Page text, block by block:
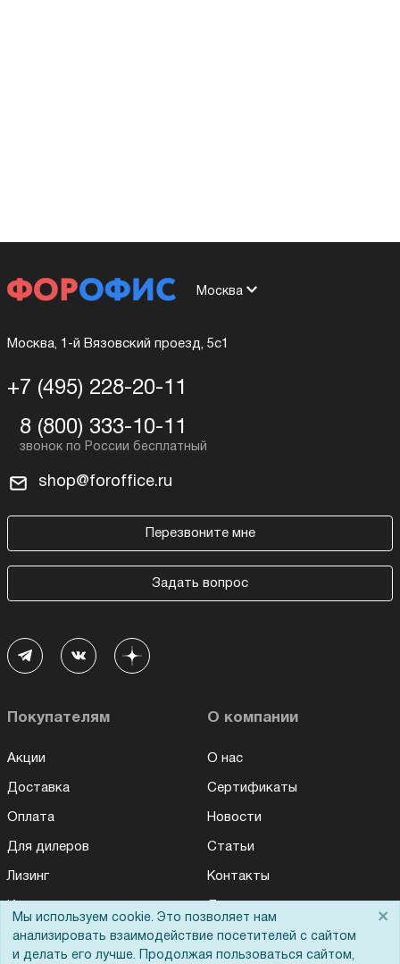
Москва
Москва, 1-й Вязовский проезд, 5с1
+7 (495) 228-20-11
8 (800) 333-10-11
shop@foroffice.ru
Перезвоните мне
Задать вопрос
Покупателям
Акции
Доставка
Оплата
Для дилеров
Лизинг
Госучреждениям
О компании
О нас
Сертификаты
Новости
Статьи
Контакты
Мы используем cookie. Это позволяет нам
анализировать взаимодействие посетителей с сайтом
и делать его лучше. Продолжая пользоваться сайтом,
×